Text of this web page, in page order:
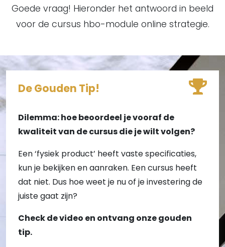
Goede vraag! Hieronder het antwoord in beeld
voor de cursus hbo-module online strategie.
De Gouden Tip!
Dilemma: hoe beoordeel je vooraf de
kwaliteit van de cursus die je wilt volgen?
Een ‘fysiek product’ heeft vaste specificaties,
kun je bekijken en aanraken. Een cursus heeft
dat niet. Dus hoe weet je nu of je investering de
juiste gaat zijn?
Check de video en ontvang onze gouden
tip.